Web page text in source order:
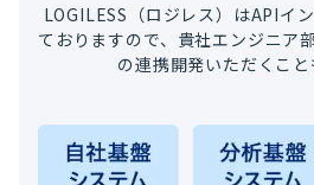
LOGILESS（ロジレス）はAPIイ
ておりますので、 貴社エンジニア
の連携開発いただくこと